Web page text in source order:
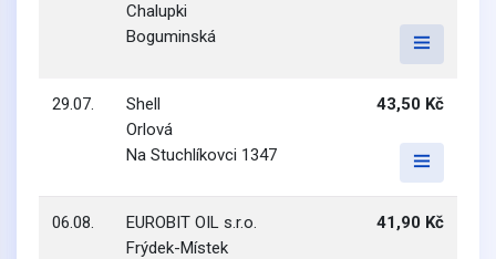
Chalupki
Boguminská
29.07.
Shell
Orlová
Na Stuchlíkovci 1347
43,50 Kč
06.08.
EUROBIT OIL s.r.o.
Frýdek-Místek
41,90 Kč